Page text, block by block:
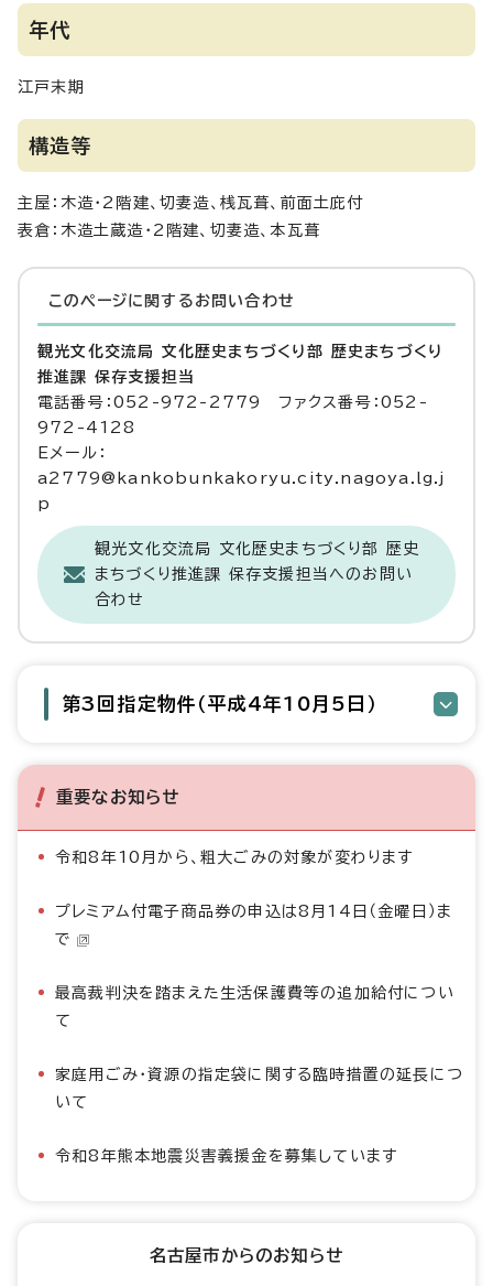
年代
江戸末期
構造等
主屋：木造・2階建、切妻造、桟瓦葺、前面土庇付
表倉：木造土蔵造・2階建、切妻造、本瓦葺
このページに関する お問い合わせ
観光文化交流局 文化歴史まちづくり部 歴史まちづくり
推進課 保存支援担当
電話番号：052-972-2779 ファクス番号：052-
972-4128
Eメール：
a2779@kankobunkakoryu.city.nagoya.lg.j
p
観光文化交流局 文化歴史まちづくり部 歴史
まちづくり推進課 保存支援担当へのお問い
合わせ
第3回指定物件（平成4年10月5日）
重要なお知らせ
令和8年10月から、粗大ごみの対象が変わります
プレミアム付電子商品券の申込は8月14日（金曜日）ま
で
最高裁判決を踏まえた生活保護費等の追加給付につい
て
家庭用ごみ・資源の指定袋に関する臨時措置の延長につ
いて
令和8年熊本地震災害義援金を募集しています
名古屋市からのお知らせ